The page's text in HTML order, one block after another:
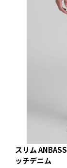
スリム
ッチデニム